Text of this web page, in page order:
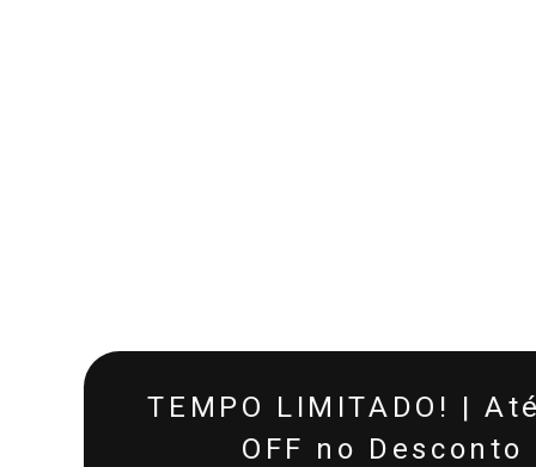
TEMPO LIMITADO! |
OFF no Desconto